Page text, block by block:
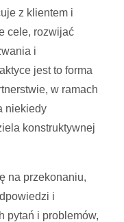
z klientem i
cele, rozwijać
i
jest to forma
w ramach
niekiedy
konstruktywnej
na przekonaniu,
i
pytań i problemów,